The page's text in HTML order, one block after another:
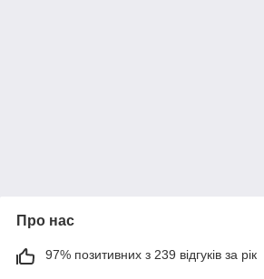
Про нас
97% позитивних з 239 відгуків за рік